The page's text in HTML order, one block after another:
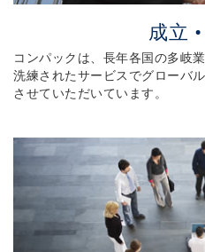
成立
コンパックは、長年各国の多岐
洗練されたサービスでグローバ
させていただいています。
コンパックは、長年各国の多
有し、洗練されたサービスで
立をお手伝いさせていただい